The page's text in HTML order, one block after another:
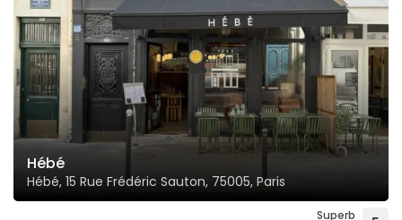
Hébé
Hébé, 15 Rue Frédéric Sauton, 75005, Paris
Superb